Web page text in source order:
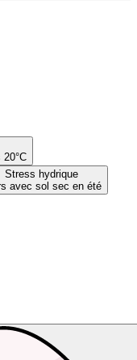
Stress hydrique
avec sol sec en été